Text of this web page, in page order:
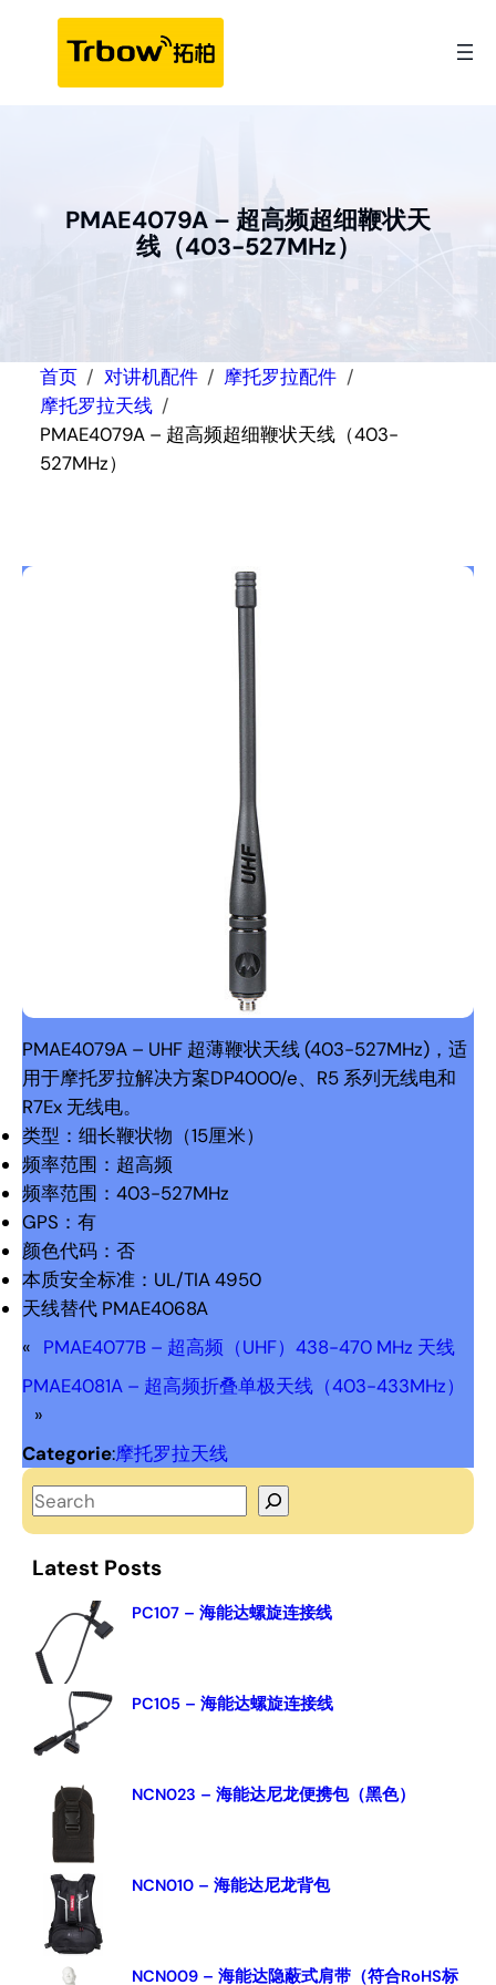
PMAE4079A – 超高频超细鞭状天
线（403-527MHz）
首页 对讲机配件
摩托罗拉配件
摩托罗拉天线
PMAE4079A – 超高频超细鞭状天线（403-
527MHz）
PMAE4079A – UHF 超薄鞭状天线 (403-527MHz)，适
用于摩托罗拉解决方案DP4000/e、R5 系列无线电和
R7Ex 无线电。
类型：细长鞭状物（15厘米）
频率范围：超高频
频率范围：403-527MHz
GPS：有
颜色代码：否
本质安全标准：UL/TIA 4950
天线替代 PMAE4068A
« PMAE4077B – 超高频（UHF）438-470 MHz 天线
PMAE4081A – 超高频折叠单极天线（403-433MHz）
»
Categorie:摩托罗拉天线
S
e
a
h
Latest Posts
PC107 – 海能达螺旋连接线
PC105 – 海能达螺旋连接线
NCN023 – 海能达尼龙便携包（黑色）
NCN010 – 海能达尼龙背包
NCN009 – 海能达隐蔽式肩带（符合RoHS标